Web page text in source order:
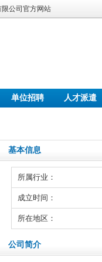
公司官方网站
单位招聘 人才派遣
基本信息
所属行业：
成立时间：
所在地区：
公司简介